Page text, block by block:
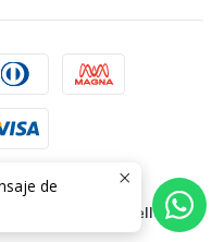
por Jumpseller.
de